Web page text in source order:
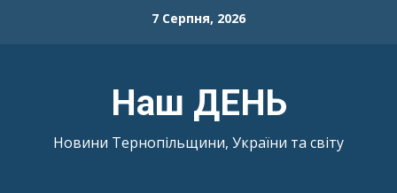
7 Серпня, 2026
Наш ДЕНЬ
Новини Тернопільщини, України та світу